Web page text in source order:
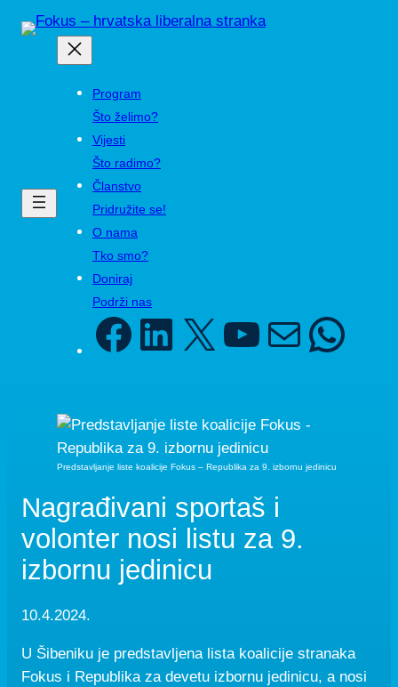
Skip
Program
Što želimo?
Vijesti
Što radimo?
Članstvo
Pridružite se!
O nama
Tko smo?
Doniraj
Podrži nas
FacebookLinkedIn
X YouTube
Mail
Predstavljanje liste koalicije Fokus – Republika za 9. izbornu jedinicu
Nagrađivani sportaš i
volonter nosi listu za 9.
izbornu jedinicu
10.4.2024.
U Šibeniku je predstavljena lista koalicije stranaka
Fokus i Republika za devetu izbornu jedinicu, a nosi